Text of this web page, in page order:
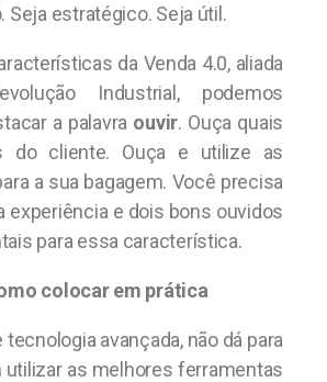
Seja estratégico. Seja útil.
da Venda 4.0, aliada
Industrial, podemos
a palavra ouvir. Ouça quais
do cliente. Ouça e utilize as
a sua bagagem. Você precisa
experiência e dois bons ouvidos
para essa característica.
colocar em prática
avançada, não dá para
utilizar as melhores ferramentas